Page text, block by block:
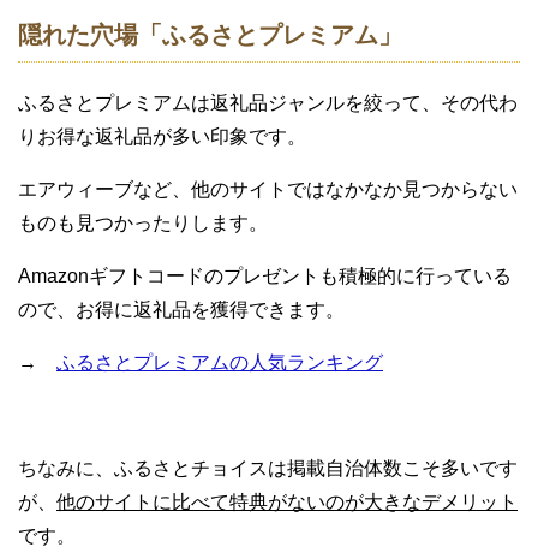
隠れた穴場「ふるさとプレミアム」
ふるさとプレミアムは返礼品ジャンルを絞って、その代わ
りお得な返礼品が多い印象です。
エアウィーブなど、他のサイトではなかなか見つからない
ものも見つかったりします。
Amazonギフトコードのプレゼントも積極的に行っている
ので、お得に返礼品を獲得できます。
→ ふるさとプレミアムの人気ランキング
ちなみに、ふるさとチョイスは掲載自治体数こそ多いです
が、 他のサイトに比べて特典がないのが大きなデメリット
です。